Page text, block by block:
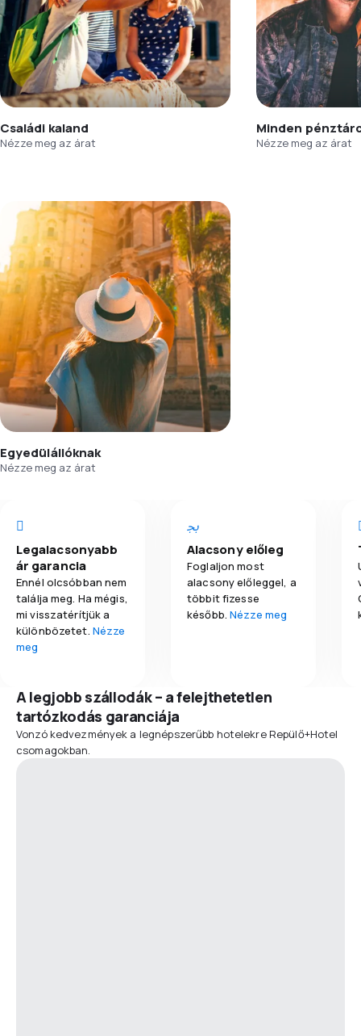
Családi kaland
Nézze meg az árat
Minden
Nézze meg az árat
Egyedülállóknak
Nézze meg az árat
Legalacsonyabb
ár garancia
Ennél olcsóbban nem
találja meg. Ha mégis,
mi visszatérítjük a
különbözetet. Nézze
meg
Alacsony előleg
Foglaljon most
alacsony előleggel, a
többit fizesse
később.Nézze meg
A legjobb szállodák – a felejthetetlen
tartózkodás garanciája
Vonzó kedvezmények a legnépszerűbb hotelekre Repülő+Hotel
csomagokban.